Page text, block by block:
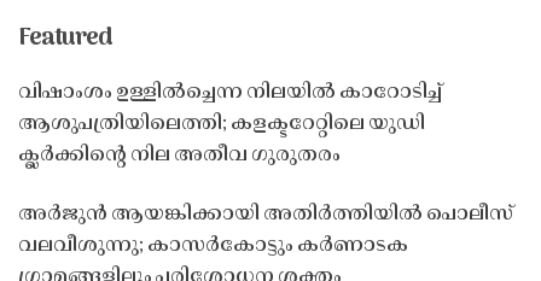
Featured
വിഷാംശം ഉള്ളിൽച്ചെന്ന നിലയിൽ കാറോടിച്ച്
ആശുപത്രിയിലെത്തി; കളക്ടറേറ്റിലെ യുഡി
ക്ലർക്കിൻ്റെ നില അതീവ ഗുരുതരം
അർജുൻ ആയങ്കിക്കായി അതിർത്തിയിൽ പൊലീസ്
വലവീശുന്നു; കാസർകോട്ടും കർണാടക